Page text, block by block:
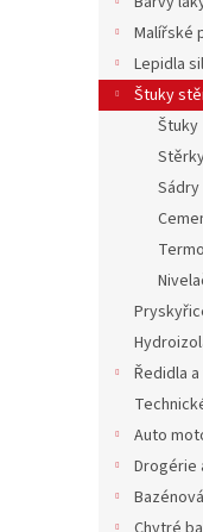
Malířské
Lepidla
Štuky
Štuky
Sádry
Ředidla
Auto
Drogérie